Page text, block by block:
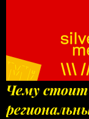
Чему